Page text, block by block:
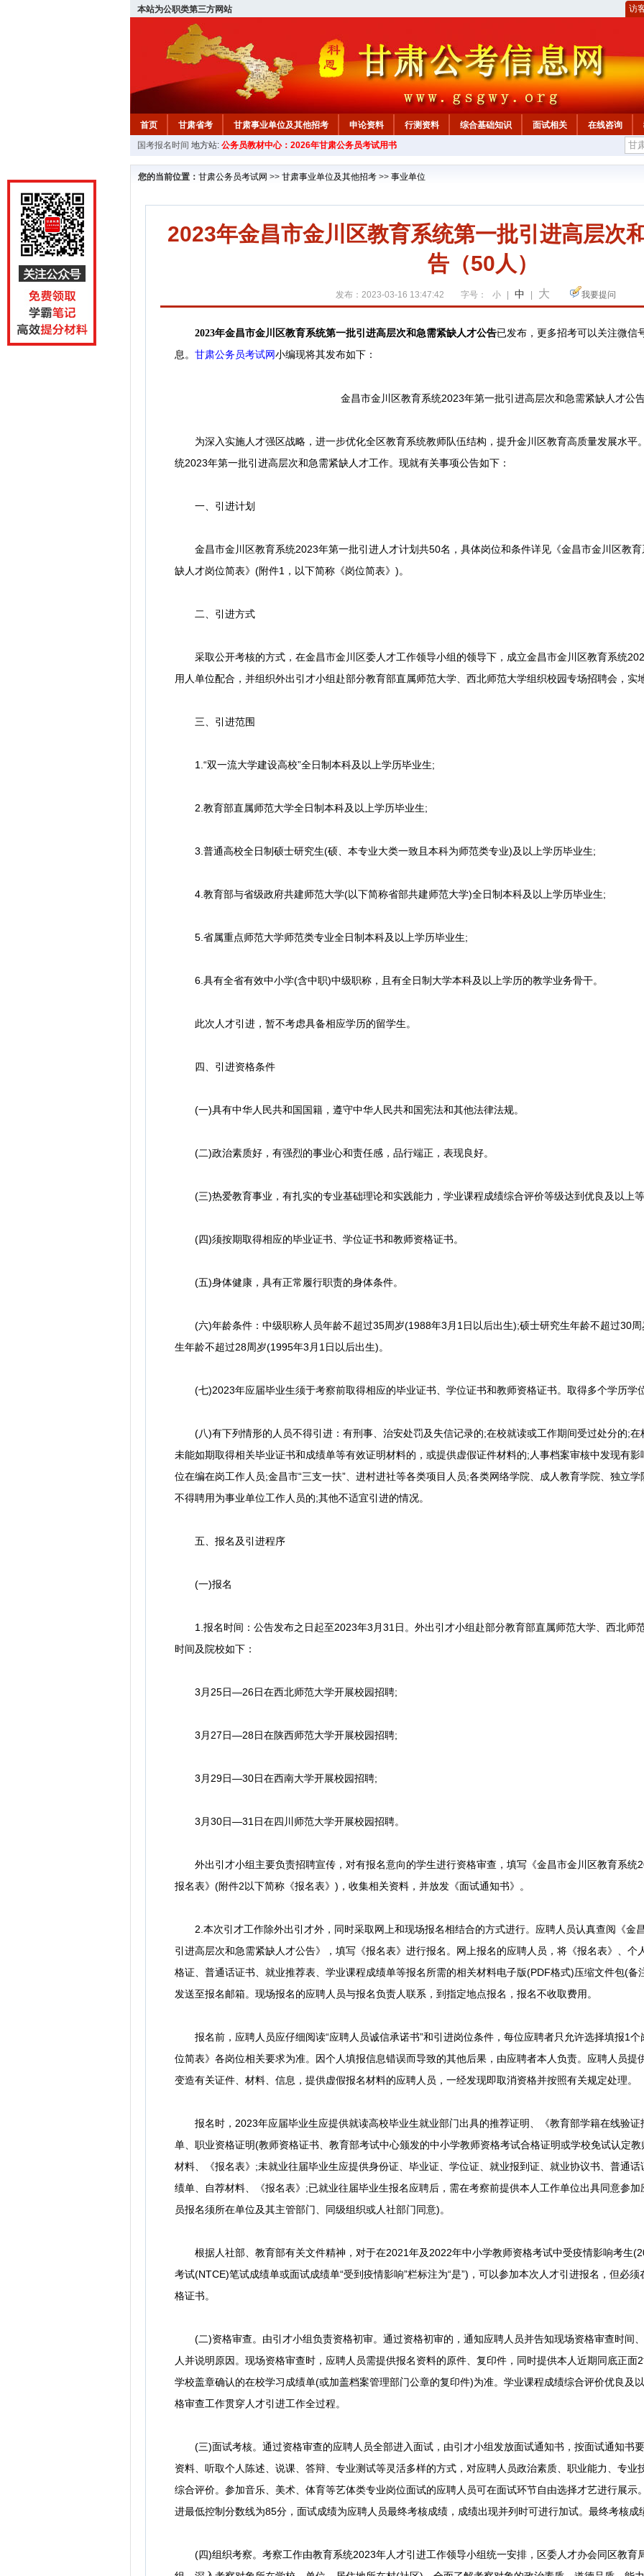
本站为公职类第三方网站 访
首页 甘肃省考 甘肃事业单位及其他招考 申论资料 行测资料 综合基础知识 面试相关 在线咨询
国考报名时间 地方站: 公务员教材中心：2026年甘肃公务员考试用书
您的当前位置： 甘肃公务员考试网 >> 甘肃事业单位及其他招考 >> 事业单位
2023年金昌市金川区教育系统第一批引进高层次
告（50人）
发布：2023-03-16 13:47:42 字号： 小 中 大 我要提问
2023年金昌市金川区教育系统第一批引进高层次和急需紧缺人才公告已发布， 更多招考可以关注微信
息。 甘肃公务员考试网 小编现将其发布如下：
金昌市金川区教育系统2023年第一批引进高层次和急需紧缺人才公
为深入实施人才强区战略，进一步优化全区教育系统教师队伍结构，提升金川区教育高质量发展水平
统2023年第一批引进高层次和急需紧缺人才工作。现就有关事项公告如下：
一、引进计划
金昌市金川区教育系统2023年第一批引进人才计划共50名，具体岗位和条件详见《金昌市金川区教育
缺人才岗位简表》(附件1，以下简称《岗位简表》)。
二、引进方式
采取公开考核的方式，在金昌市金川区委人才工作领导小组的领导下，成立金昌市金川区教育系统
用人单位配合，并组织外出引才小组赴部分教育部直属师范大学、西北师范大学组织校园专场招聘会，实
三、引进范围
1.“双一流大学建设高校”全日制本科及以上学历毕业生;
2.教育部直属师范大学全日制本科及以上学历毕业生;
3.普通高校全日制硕士研究生(硕、本专业大类一致且本科为师范类专业)及以上学历毕业生;
4.教育部与省级政府共建师范大学(以下简称省部共建师范大学)全日制本科及以上学历毕业生;
5.省属重点师范大学师范类专业全日制本科及以上学历毕业生;
6.具有全省有效中小学(含中职)中级职称，且有全日制大学本科及以上学历的教学业务骨干。
此次人才引进，暂不考虑具备相应学历的留学生。
四、引进资格条件
(一)具有中华人民共和国国籍，遵守中华人民共和国宪法和其他法律法规。
(二)政治素质好，有强烈的事业心和责任感，品行端正，表现良好。
(三)热爱教育事业，有扎实的专业基础理论和实践能力，学业课程成绩综合评价等级达到优良及以上
(四)须按期取得相应的毕业证书、学位证书和教师资格证书。
(五)身体健康，具有正常履行职责的身体条件。
(六)年龄条件：中级职称人员年龄不超过35周岁(1988年3月1日以后出生);硕士研究生年龄不超过30
生年龄不超过28周岁(1995年3月1日以后出生)。
(七)2023年应届毕业生须于考察前取得相应的毕业证书、学位证书和教师资格证书。取得多个学历学
(八)有下列情形的人员不得引进：有刑事、治安处罚及失信记录的;在校就读或工作期间受过处分的;在
未能如期取得相关毕业证书和成绩单等有效证明材料的，或提供虚假证件材料的;人事档案审核中发现有
位在编在岗工作人员;金昌市“三支一扶”、进村进社等各类项目人员;各类网络学院、成人教育学院、独立
不得聘用为事业单位工作人员的;其他不适宜引进的情况。
五、报名及引进程序
(一)报名
1.报名时间：公告发布之日起至2023年3月31日。外出引才小组赴部分教育部直属师范大学、西北师
时间及院校如下：
3月25日—26日在西北师范大学开展校园招聘;
3月27日—28日在陕西师范大学开展校园招聘;
3月29日—30日在西南大学开展校园招聘;
3月30日—31日在四川师范大学开展校园招聘。
外出引才小组主要负责招聘宣传，对有报名意向的学生进行资格审查，填写《金昌市金川区教育系统
报名表》(附件2以下简称《报名表》)，收集相关资料，并放发《面试通知书》。
2.本次引才工作除外出引才外，同时采取网上和现场报名相结合的方式进行。应聘人员认真查阅《金
引进高层次和急需紧缺人才公告》，填写《报名表》进行报名。网上报名的应聘人员，将《报名表》、个
格证、普通话证书、就业推荐表、学业课程成绩单等报名所需的相关材料电子版(PDF格式)压缩文件包(备
发送至报名邮箱。现场报名的应聘人员与报名负责人联系，到指定地点报名，报名不收取费用。
报名前，应聘人员应仔细阅读“应聘人员诚信承诺书”和引进岗位条件，每位应聘者只允许选择填报1个
位简表》各岗位相关要求为准。因个人填报信息错误而导致的其他后果，由应聘者本人负责。应聘人员提
变造有关证件、材料、信息，提供虚假报名材料的应聘人员，一经发现即取消资格并按照有关规定处理。
报名时，2023年应届毕业生应提供就读高校毕业生就业部门出具的推荐证明、《教育部学籍在线验证
单、职业资格证明(教师资格证书、教育部考试中心颁发的中小学教师资格考试合格证明或学校免试认定
材料、《报名表》;未就业往届毕业生应提供身份证、毕业证、学位证、就业报到证、就业协议书、普通
绩单、自荐材料、《报名表》;已就业往届毕业生报名应聘后，需在考察前提供本人工作单位出具同意参
员报名须所在单位及其主管部门、同级组织或人社部门同意)。
根据人社部、教育部有关文件精神，对于在2021年及2022年中小学教师资格考试中受疫情影响考生
考试(NTCE)笔试成绩单或面试成绩单“受到疫情影响”栏标注为“是”)，可以参加本次人才引进报名，但必
格证书。
(二)资格审查。由引才小组负责资格初审。通过资格初审的，通知应聘人员并告知现场资格审查时间
人并说明原因。现场资格审查时，应聘人员需提供报名资料的原件、复印件，同时提供本人近期同底正面
学校盖章确认的在校学习成绩单(或加盖档案管理部门公章的复印件)为准。学业课程成绩综合评价优良及
格审查工作贯穿人才引进工作全过程。
(三)面试考核。通过资格审查的应聘人员全部进入面试，由引才小组发放面试通知书，按面试通知书
资料、听取个人陈述、说课、答辩、专业测试等灵活多样的方式，对应聘人员政治素质、职业能力、专业
综合评价。参加音乐、美术、体育等艺体类专业岗位面试的应聘人员可在面试环节自由选择才艺进行展示
进最低控制分数线为85分，面试成绩为应聘人员最终考核成绩，成绩出现并列时可进行加试。最终考核
(四)组织考察。考察工作由教育系统2023年人才引进工作领导小组统一安排，区委人才办会同区教育